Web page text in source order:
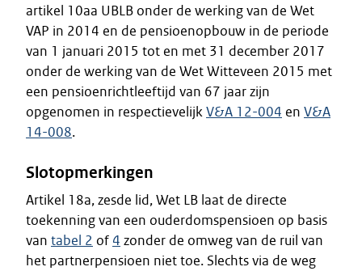
artikel 10aa UBLB onder de werking van de Wet
VAP in 2014 en de pensioenopbouw in de periode
van 1 januari 2015 tot en met 31 december 2017
onder de werking van de Wet Witteveen 2015 met
een pensioenrichtleeftijd van 67 jaar zijn
opgenomen in respectievelijkV&A 12-004 en V&A
14-008.
Slotopmerkingen
Artikel 18a, zesde lid, Wet LB laat de directe
toekenning van een ouderdomspensioen op basis
van tabel 2 of 4 zonder de omweg van de ruil van
het partnerpensioen niet toe. Slechts via de weg